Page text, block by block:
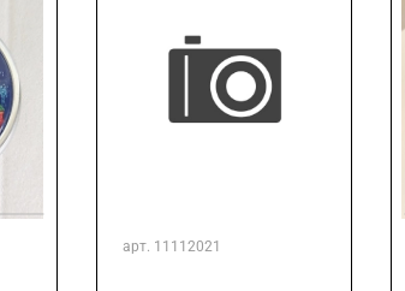
арт. 11112021